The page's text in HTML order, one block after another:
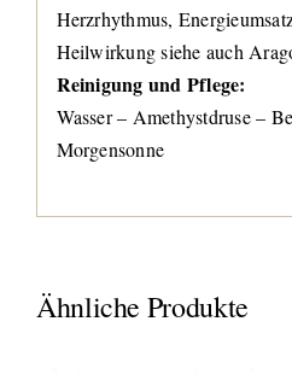
Herzrhythmus,
Heilwirkung siehe auch
Reinigung und Pflege:
Wasser – Amethystdruse –
Morgensonne
Ähnliche Produkte